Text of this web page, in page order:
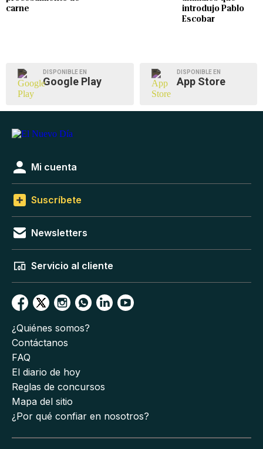
carne
introdujo Pablo
Escobar
DISPONIBLE EN
Google Play
DISPONIBLE EN
App Store
Mi cuenta
Suscríbete
Newsletters
Servicio al cliente
¿Quiénes somos?
Contáctanos
FAQ
El diario de hoy
Reglas de concursos
Mapa del sitio
¿Por qué confiar en nosotros?